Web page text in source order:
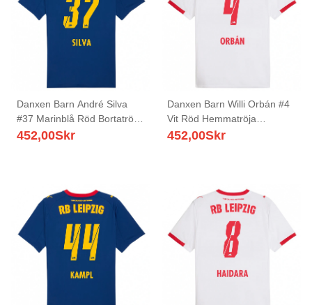
Danxen Barn André Silva
#37 Marinblå Röd Bortatröja
Matchtröjor 2025/26 Tröjor
452,00Skr
Danxen Barn Willi Orbán #4
Vit Röd Hemmatröja
Matchtröjor 2025/26 Tröjor
452,00Skr